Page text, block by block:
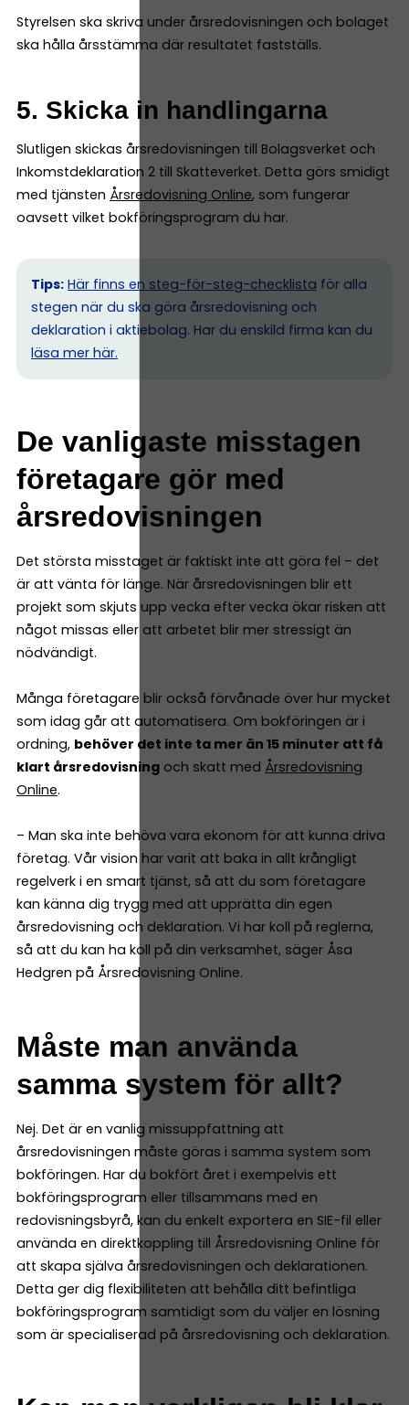
Styrelsen ska skriva under årsredovisningen och bolaget
ska hålla årsstämma där resultatet fastställs.
5. Skicka in handlingarna
Slutligen skickas årsredovisningen till Bolagsverket och
Inkomstdeklaration 2 till Skatteverket. Detta görs smidigt
med tjänsten Årsredovisning Online, som fungerar
oavsett vilket bokföringsprogram du har.
Tips: Här finns en steg-för-steg-checklista för alla
stegen när du ska göra årsredovisning och
deklaration i aktiebolag. Har du enskild firma kan du
läsa mer här.
De vanligaste misstagen
företagare gör med
årsredovisningen
Det största misstaget är faktiskt inte att göra fel – det
är att vänta för länge. När årsredovisningen blir ett
projekt som skjuts upp vecka efter vecka ökar risken att
något missas eller att arbetet blir mer stressigt än
nödvändigt.
Många företagare blir också förvånade över hur mycket
som idag går att automatisera. Om bokföringen är i
ordning, behöver det inte ta mer än 15 minuter att få
klart årsredovisning och skatt med Årsredovisning
Online.
– Man ska inte behöva vara ekonom för att kunna driva
företag. Vår vision har varit att baka in allt krångligt
regelverk i en smart tjänst, så att du som företagare
kan känna dig trygg med att upprätta din egen
årsredovisning och deklaration. Vi har koll på reglerna,
så att du kan ha koll på din verksamhet, säger Åsa
Hedgren på Årsredovisning Online.
Måste man använda
samma system för allt?
Nej. Det är en vanlig missuppfattning att
årsredovisningen måste göras i samma system som
bokföringen. Har du bokfört året i exempelvis ett
bokföringsprogram eller tillsammans med en
redovisningsbyrå, kan du enkelt exportera en SIE-fil eller
använda en direktkoppling till Årsredovisning Online för
att skapa själva årsredovisningen och deklarationen.
Detta ger dig flexibiliteten att behålla ditt befintliga
bokföringsprogram samtidigt som du väljer en lösning
som är specialiserad på årsredovisning och deklaration.